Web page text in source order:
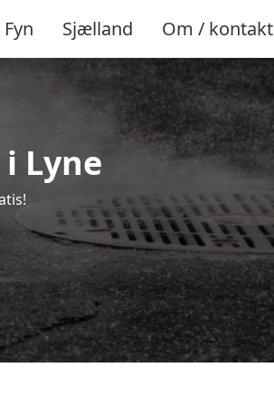
Fyn Sjælland Om / kontakt
Lyne